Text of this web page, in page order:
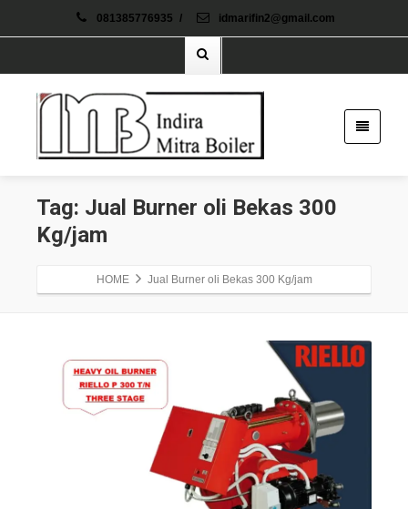
081385776935 / idmarifin2@gmail.com
Tag: Jual Burner oli Bekas 300
Kg/jam
HOME Jual Burner oli Bekas 300 Kg/jam